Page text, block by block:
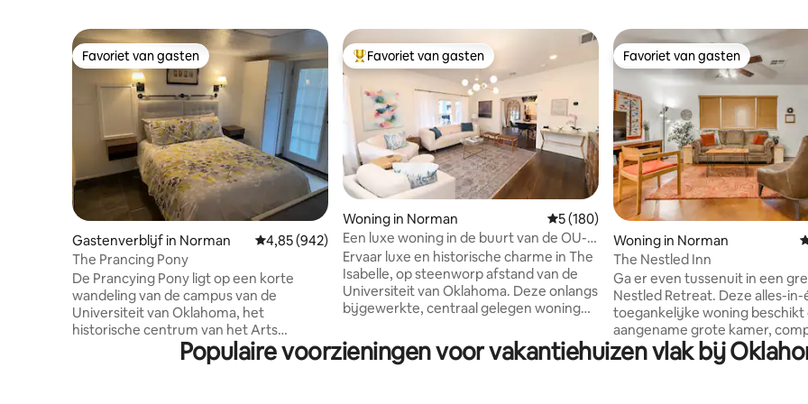
Favoriet van gasten
Favoriet van gasten
Gastenverblijf in Norman Gemiddelde beoordeling van 4,85 op 5, 942 recensies
4,85 (942)
The Prancing Pony
De Prancying Pony ligt op een korte
wandeling van de campus van de
Universiteit van Oklahoma, het
historische centrum van het Arts
District, restaurants en
eetgelegenheden. De Pony is een
Topfavoriet van gasten
Favoriet van gasten
Woning in Norman Gemiddelde beoordeling van 5 op 5, 180
5 (180)
Een luxe woning in de buurt van de OU-
campus
Ervaar luxe en historische charme in The
Isabelle, op steenworp afstand van de
Universiteit van Oklahoma. Deze onlangs
bijgewerkte, centraal gelegen woning
tijdloos karakter. Geniet van het ruime
hoekperceel, de veranda en een
Favoriet van gasten
Favoriet van gasten
Woning in Norman
The Nestled Inn
Ga er even tussenuit in een
Nestled Retreat. Deze alles-in-
toegankelijke woning beschikt
aangename grote kamer,
een queensize slaapbank en
volledige keuken. Er zijn twee
Populaire voorzieningen voor vakantiehuizen vlak bij